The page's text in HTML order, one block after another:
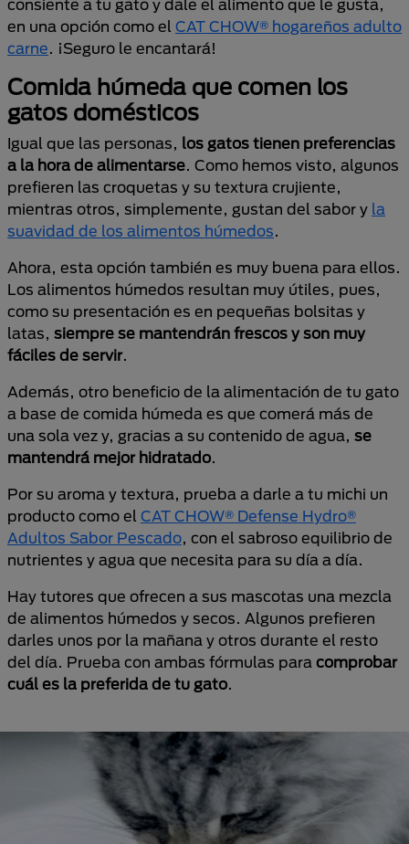
consiente a tu gato y dale el alimento que le gusta,
en una opción como el CAT CHOW® hogareños adulto
carne. ¡Seguro le encantará!
Comida húmeda que comen los
gatos domésticos
Igual que las personas, los gatos tienen preferencias
a la hora de alimentarse. Como hemos visto, algunos
prefieren las croquetas y su textura crujiente,
mientras otros, simplemente, gustan del sabor y la
suavidad de los alimentos húmedos.
Ahora, esta opción también es muy buena para ellos.
Los alimentos húmedos resultan muy útiles, pues,
como su presentación es en pequeñas bolsitas y
latas, siempre se mantendrán frescos y son muy
fáciles de servir.
Además, otro beneficio de la alimentación de tu gato
a base de comida húmeda es que comerá más de
una sola vez y, gracias a su contenido de agua, se
mantendrá mejor hidratado.
Por su aroma y textura, prueba a darle a tu michi un
producto como el CAT CHOW® Defense Hydro®
Adultos Sabor Pescado, con el sabroso equilibrio de
nutrientes y agua que necesita para su día a día.
Hay tutores que ofrecen a sus mascotas una mezcla
de alimentos húmedos y secos. Algunos prefieren
darles unos por la mañana y otros durante el resto
del día. Prueba con ambas fórmulas para comprobar
cuál es la preferida de tu gato.